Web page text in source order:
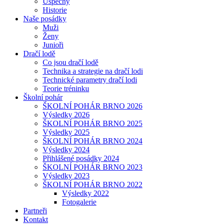
Historie
Naše posádky
Muži
Ženy
Junioři
Dračí lodě
Co jsou dračí lodě
Technika a strategie na dračí lodi
Technické parametry dračí lodi
Teorie tréninku
Školní pohár
ŠKOLNÍ POHÁR BRNO 2026
Výsledky 2026
ŠKOLNÍ POHÁR BRNO 2025
Výsledky 2025
ŠKOLNÍ POHÁR BRNO 2024
Výsledky 2024
Přihlášené posádky 2024
ŠKOLNÍ POHÁR BRNO 2023
Výsledky 2023
ŠKOLNÍ POHÁR BRNO 2022
Výsledky 2022
Fotogalerie
Partneři
Kontakt